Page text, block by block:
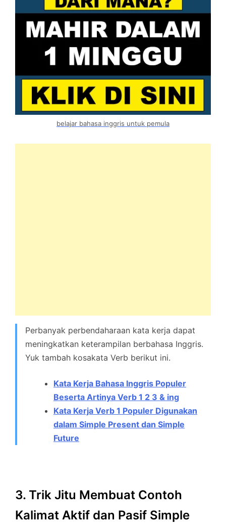
belajar bahasa inggris untuk pemula
Perbanyak perbendaharaan kata kerja dapat
meningkatkan keterampilan berbahasa Inggris.
Yuk tambah kosakata Verb berikut ini.
Kata Kerja Bahasa Inggris Populer
Beserta Artinya Verb 1 2 3 & ing
Kata Kerja Verb 1 Populer Digunakan
dalam Simple Present dan Simple
Future
3. Trik Jitu Membuat Contoh
Kalimat Aktif dan Pasif Simple